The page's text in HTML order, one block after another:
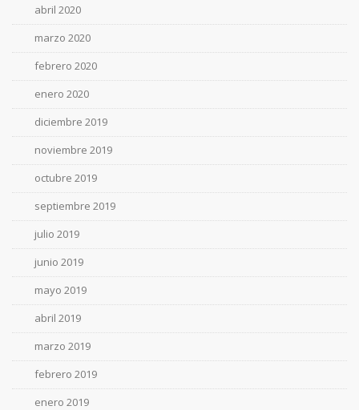
abril 2020
marzo 2020
febrero 2020
enero 2020
diciembre 2019
noviembre 2019
octubre 2019
septiembre 2019
julio 2019
junio 2019
mayo 2019
abril 2019
marzo 2019
febrero 2019
enero 2019